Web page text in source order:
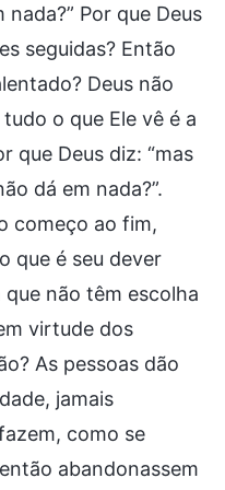
Por que Deus
seguidas? Então
Deus não
o que Ele vê é a
que Deus diz: “mas
dá em nada?”.
começo ao fim,
que é seu dever
não têm escolha
virtude dos
As pessoas dão
jamais
como se
abandonassem